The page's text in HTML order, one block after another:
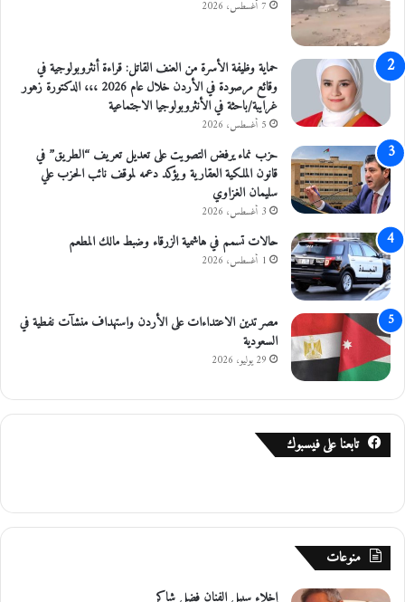
7 أغسطس، 2026
حماية وظيفة الأسرة من العنف القاتل: قراءة أنثروبولوجية في
وقائع مرصودة في الأردن خلال عام 2026 ،،، الدكتورة زهور
غرايبة/باحثة في الأنثروبولوجيا الاجتماعية
5 أغسطس، 2026
حزب نماء يرفض التصويت على تعديل تعريف “الطريق” في
قانون الملكية العقارية ويؤكد دعمه لموقف نائب الحزب علي
سليمان الغزاوي
3 أغسطس، 2026
حالات تسمم في هاشمية الزرقاء وضبط مالك المطعم
1 أغسطس، 2026
مصر تدين الاعتداءات على الأردن واستهداف منشآت نفطية في
السعودية
29 يوليو، 2026
تابعنا على فيسبوك
منوعات